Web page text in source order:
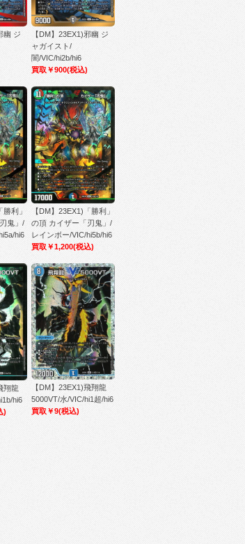
幽 ジ
【DM】23EX1)邪幽 ジ
ャガイスト/
闇/VIC/hi2b/hi6
買取￥900(税込)
勝利」
鬼」/
hi6
【DM】23EX1)「勝利」
の頂 カイザー「刃鬼」/
レインボー/VIC/hi5b/hi6
買取￥1,200(税込)
翔龍
hi6
)
【DM】23EX1)飛翔龍
5000VT/水/VIC/hi1超/hi6
買取￥9(税込)